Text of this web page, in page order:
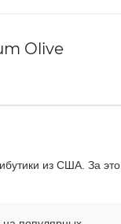
Olive
из США. За это